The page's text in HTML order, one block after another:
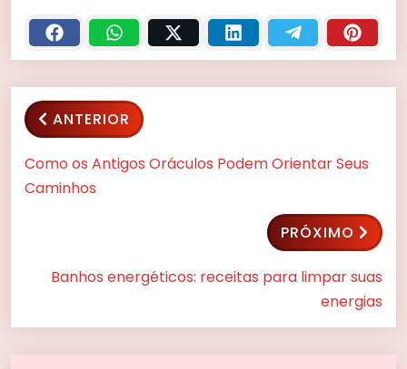
ANTERIOR
Como os Antigos Oráculos Podem Orientar Seus
Caminhos
PRÓXIMO
Banhos energéticos: receitas para limpar suas
energias